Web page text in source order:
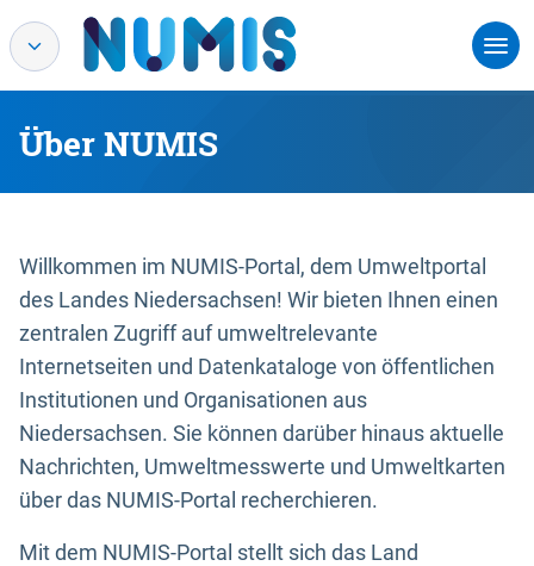
Über NUMIS
Willkommen im NUMIS-Portal, dem Umweltportal
des Landes Niedersachsen! Wir bieten Ihnen einen
zentralen Zugriff auf umweltrelevante
Internetseiten und Datenkataloge von öffentlichen
Institutionen und Organisationen aus
Niedersachsen. Sie können darüber hinaus aktuelle
Nachrichten, Umweltmesswerte und Umweltkarten
über das NUMIS-Portal recherchieren.
Mit dem NUMIS-Portal stellt sich das Land